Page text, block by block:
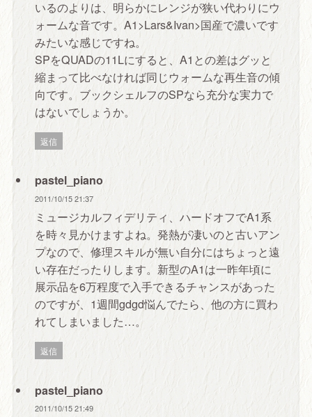
いるのよりは、明らかにレンジが狭い代わりにウ
ォームな音です。A1>Lars&Ivan>国産で濃いです
みたいな感じですね。
SPをQUADの11Lにすると、A1との差はグッと
縮まって比べなければ同じウォームな再生音の傾
向です。ブックシェルフのSPなら充分な実力で
はないでしょうか。
返信
pastel_piano
2011/10/15 21:37
ミュージカルフィデリティ、ハードオフでA1系
を時々見かけますよね。発熱が凄いのと古いアン
プなので、修理スキルが無い自分にはちょっと遠
い存在だったりします。新型のA1は一昨年頃に
展示品を6万程度で入手できるチャンスがあった
のですが、1週間gdgd悩んでたら、他の方に買わ
れてしまいました…。
返信
pastel_piano
2011/10/15 21:49